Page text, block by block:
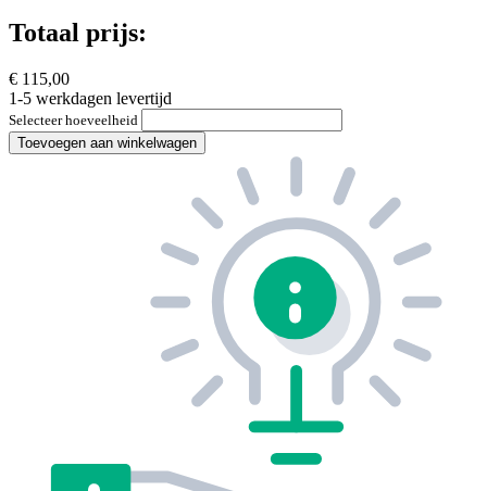
Totaal prijs:
€ 115,00
1-5 werkdagen levertijd
Selecteer hoeveelheid
Toevoegen aan winkelwagen